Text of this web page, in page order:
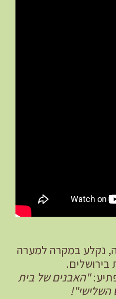
נקלע במקרה למערה
בירושלים.
"האבנים של בית